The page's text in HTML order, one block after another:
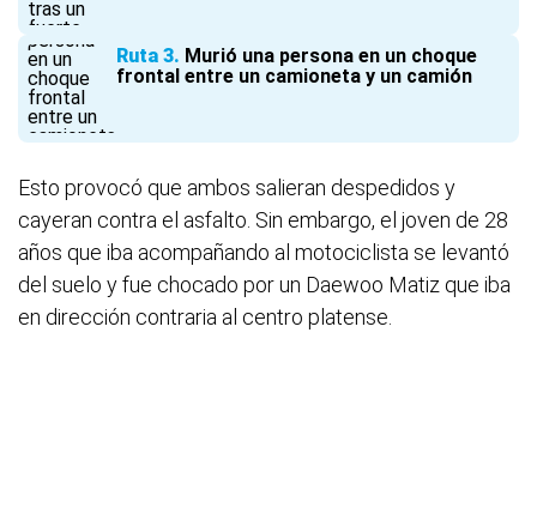
Ruta 3 Murió una persona en un choque
frontal entre un camioneta y un camión
Esto provocó que ambos salieran despedidos y
cayeran contra el asfalto. Sin embargo, el joven de 28
años que iba acompañando al motociclista se levantó
del suelo y fue chocado por un Daewoo Matiz que iba
en dirección contraria al centro platense.